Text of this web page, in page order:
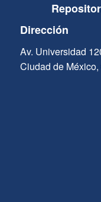
Dirección
Av. Universidad
Ciudad de